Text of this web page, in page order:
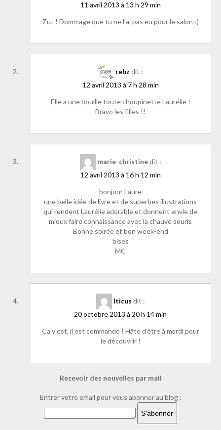
11 avril 2013 à 13 h 29 min
Zut ! Dommage que tu ne l’ai pas eu pour le salon :(
rebz dit :
12 avril 2013 à 7 h 28 min
Elle a une bouille toute choupinette Laurélie !
Bravo les filles !!
marie-christine dit :
12 avril 2013 à 16 h 12 min
bonjour Laure
une belle idée de livre et de superbes illustrations
qui rendent Laurélie adorable et donnent envie de
mieux faire connaissance avec la chauve souris
Bonne soirée et bon week-end
bises
MC
Iticus dit :
20 octobre 2013 à 20 h 14 min
Ca y est, il est commandé ! Hâte d’être à mardi pour
le découvrir !
Recevoir des nouvelles par mail
Entrer votre email pour vous abonner au blog :